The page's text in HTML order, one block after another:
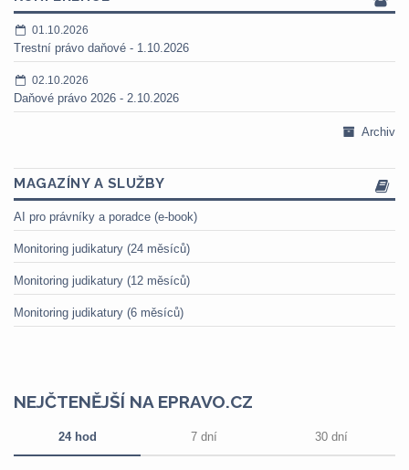
01.10.2026
Trestní právo daňové - 1.10.2026
02.10.2026
Daňové právo 2026 - 2.10.2026
Archiv
MAGAZÍNY A SLUŽBY
AI pro právníky a poradce (e-book)
Monitoring judikatury (24 měsíců)
Monitoring judikatury (12 měsíců)
Monitoring judikatury (6 měsíců)
NEJČTENĚJŠÍ NA EPRAVO.CZ
24 hod 7 dní 30 dní